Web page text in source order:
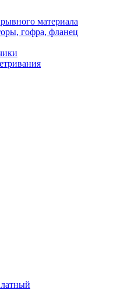
материала
гофра, фланец